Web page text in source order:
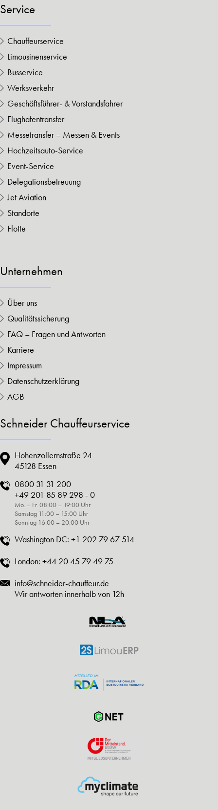
Service
Chauffeurservice
Limousinenservice
Busservice
Werksverkehr
Geschäftsführer- & Vorstandsfahrer
Flughafentransfer
Messetransfer – Messen & Events
Hochzeitsauto-Service
Event-Service
Delegationsbetreuung
Jet Aviation
Standorte
Flotte
Unternehmen
Über uns
Qualitätssicherung
FAQ – Fragen und Antworten
Karriere
Impressum
Datenschutzerklärung
AGB
Schneider Chauffeurservice
Hohenzollernstraße 24
45128 Essen
0800 31 31 200
+49 201 85 89 298 - 0
Mo. – Fr. 08:00 – 19:00 Uhr
Samstag 11:00 – 15:00 Uhr
Sonntag 16:00 – 20:00 Uhr
Washington DC: +1 202 79 67 514
London: +44 20 45 79 49 75
info@schneider-chauffeur.de
Wir antworten innerhalb von 12h